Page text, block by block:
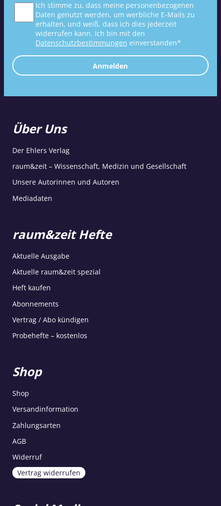
Ich stimme zu, dass meine personenbezogenen
Daten genutzt werden, um werbliche E-Mails zu
erhalten, und weiß, dass ich dies jederzeit
widerrufen kann. Ich bin mit den
Datenschutzbestimmungen einverstanden*
Anmelden
Über Uns
Der Ehlers Verlag
raum&zeit – Wissenschaft, Medizin und Gesellschaft
Unsere Autorinnen und Autoren
Mediadaten
raum&zeit Hefte
Aktuelle Ausgabe
Aktuelle raum&zeit spezial
Heft kaufen
Abonnements
Vertrag / Abo kündigen
Probehefte – kostenlos
Shop
Shop
Versandinformation
Zahlungsarten
AGB
Widerruf
Vertrag widerrufen